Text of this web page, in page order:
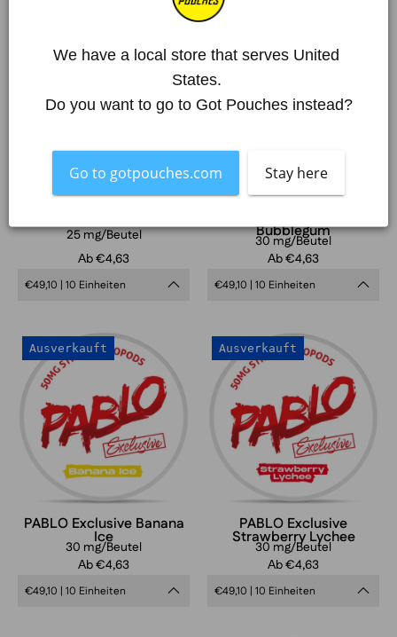
Ice
25 mg/Beutel
Аb €4,63
€49,10 | 10 Einheiten
Exclusive
Bubblegum
30 mg/Beutel
Аb €4,63
€49,10 | 10 Einheiten
PABLO
Exclusive
Banana
Ice
Ausverkauft
PABLO Exclusive Banana
Ice
30 mg/Beutel
Аb €4,63
€49,10 | 10 Einheiten
PABLO
Exclusive
Strawberry
Lychee
Ausverkauft
PABLO Exclusive
Strawberry Lychee
30 mg/Beutel
Аb €4,63
€49,10 | 10 Einheiten
We have a local store that serves United
States.
Do you want to go to Got Pouches instead?
Go to gotpouches.com Stay here